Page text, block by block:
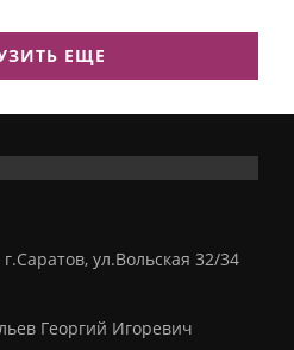
ЕЩЕ
ул.Вольская 32/34
Георгий Игоревич